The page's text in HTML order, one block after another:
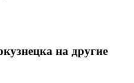
на другие